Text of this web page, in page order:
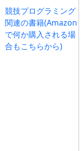
競技プログラミング
関連の書籍(Amazon
で何か購入される場
合もこちらから)